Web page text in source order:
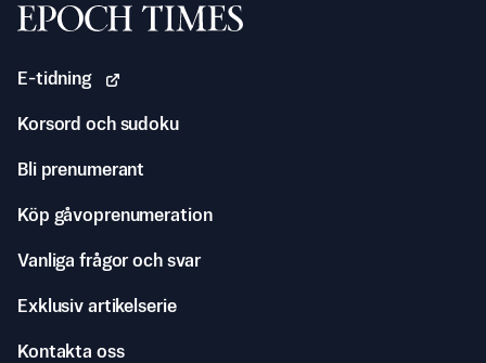
Svenska Epoch Times
E-tidning
Korsord och sudoku
Bli prenumerant
Köp gåvoprenumeration
Vanliga frågor och svar
Exklusiv artikelserie
Kontakta oss